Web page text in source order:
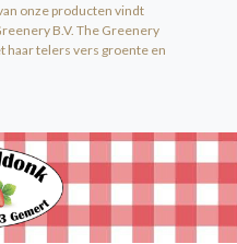
onze producten vindt
B.V. The Greenery
haar telers vers groente en